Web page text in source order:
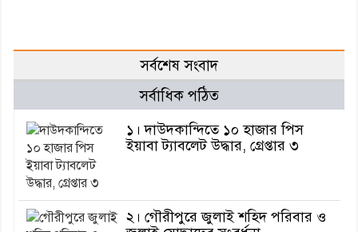
সর্বশেষ সংবাদ
সর্বাধিক পঠিত
১। দাউদকান্দিতে ১০ হাজার পিস
ইয়াবা ট্যাবলেট উদ্ধার, গ্রেপ্তার ৩
২। গৌরীপুরে জুলাই শহিদ পরিবার ও